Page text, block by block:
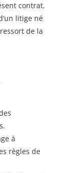
contrat.
litige né
de la
à
règles de